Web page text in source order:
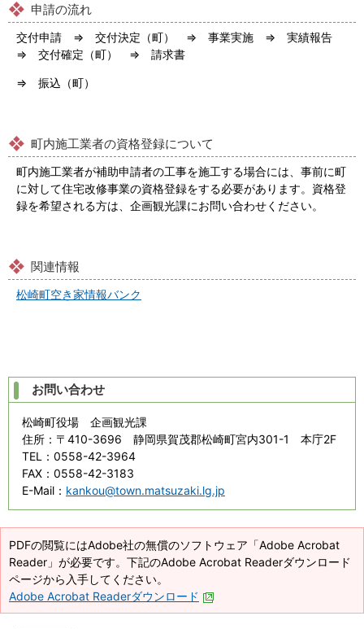
申請の流れ
交付申請 ⇒ 交付決定（町） ⇒ 事業実施 ⇒ 実績報告
⇒ 交付確定（町） ⇒ 請求書
⇒ 振込（町）
町内施工業者の資格登録について
町内施工業者が補助申請者の工事を施工する場合には、事前に町
に対して住宅改修事業の資格登録をする必要があります。資格登
録を希望される方は、企画観光課にお問い合わせください。
関連情報
松崎町空き家情報バンク
お問い合わせ
松崎町役場 企画観光課
住所 ：〒410-3696 静岡県賀茂郡松崎町宮内301-1 本庁2F
TEL
：0558-42-3964
FAX ：0558-42-3183
E-Mail ： kankou@town.matsuzaki.lg.jp
PDFの閲覧にはAdobe社の無償のソフトウェア「Adobe Acrobat
Reader」が必要です。下記のAdobe Acrobat Readerダウンロード
ページから入手してください。
Adobe Acrobat Readerダウンロード